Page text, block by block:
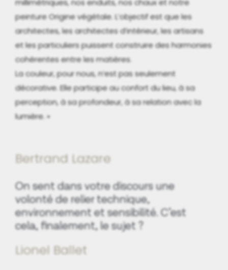
millimétriques, nos enduits, nos chaux et notre
peinture Origine végétale. L’objectif est que les
architectes, les architectes d’intérieur, les artisans
et les particuliers puissent construire des harmonies
cohérentes entre les matières.
La couleur, pour nous, n’est pas seulement
décorative. Elle participe au confort du lieu, à sa
perception, à sa profondeur, à sa relation avec la
lumière. »
Bertrand Lazare
On sent dans votre discours une
volonté de relier technique,
environnement et sensibilité. C’est
cela, finalement, le sujet ?
Lionel Ballet